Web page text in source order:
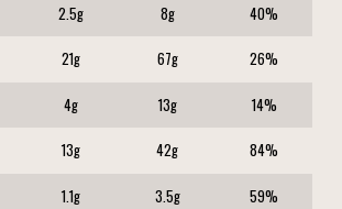
2.5g 8g 40%
21g 67g 26%
4g 13g 14%
13g 42g 84%
1.1g 3.5g 59%